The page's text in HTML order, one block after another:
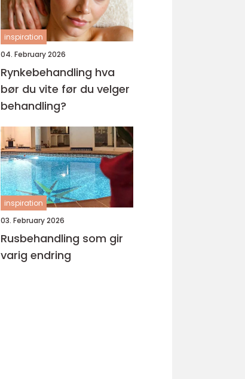
inspiration
04. February 2026
Rynkebehandling hva
bør du vite før du velger
behandling?
inspiration
03. February 2026
Rusbehandling som gir
varig endring